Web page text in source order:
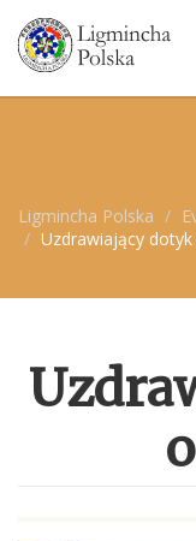
Ligmincha Polska
Uzdrawiający